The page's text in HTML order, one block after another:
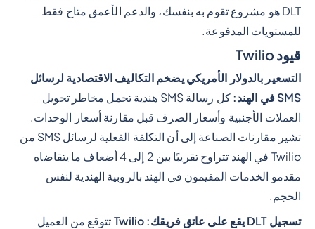
DLT هو مشروع تقوم به بنفسك، والدعم الأعمق متاح فقط
للمستويات المدفوعة.
قيود Twilio
التسعير بالدولار الأمريكي يضخم التكاليف الاقتصادية لرسائل
SMS في الهند:
كل رسالة SMS هندية تحمل مخاطر تحويل
العملات الأجنبية وأسعار الصرف قبل مقارنة أسعار الوحدات.
تشير مقارنات الصناعة إلى أن التكلفة الفعلية لرسائل SMS من
Twilio في الهند تتراوح تقريبًا بين 2 إلى 4 أضعاف ما يتقاضاه
مقدمو الخدمات المقيمون في الهند بالروبية الهندية لنفس
الحجم.
تسجيل DLT يقع على عاتق فريقك: Twilio
تتوقع من العميل